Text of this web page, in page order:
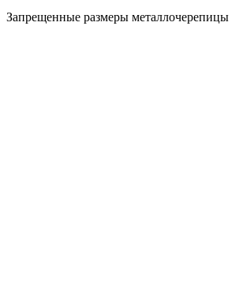
Запрещенные размеры металлочерепицы